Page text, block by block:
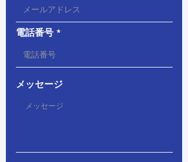
電話番号
メッセージ